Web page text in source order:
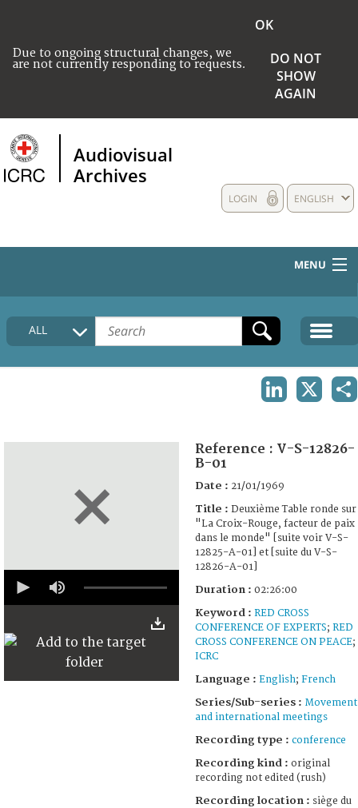
Due to ongoing structural changes, we
are not currently responding to requests.
OK
DO NOT
SHOW
AGAIN
Audiovisual
Archives
ENGLISH
LOGIN
MENU
HOME
COLLECTIONS DESCRIPTION
ALL
seconds
26
Reference : V-S-12826-
B-01
Date : 21/01/1969
Title : Deuxième Table ronde sur
"La Croix-Rouge, facteur de paix
dans le monde" [suite voir V-S-
12825-A-01] et [suite du V-S-
12826-A-01]
Duration : 02:26:00
Keyword : RED CROSS
CONFERENCE OF EXPERTS; RED
CROSS CONFERENCE ON PEACE;
ICRC
Language : English; French
Series/Sub-series : Movement
and international meetings
Recording type : conference
Recording kind : original
recording not edited (rush)
Recording location : siège du